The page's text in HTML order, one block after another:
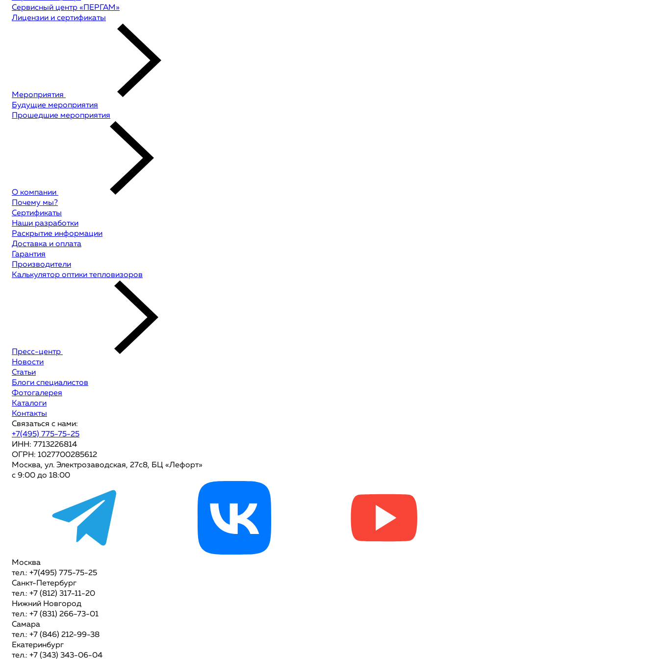
Сервисный центр «ПЕРГАМ»
Лицензии и сертификаты
Мероприятия
Будущие мероприятия
Прошедшие мероприятия
О компании
Почему мы?
Сертификаты
Наши разработки
Раскрытие информации
Доставка и оплата
Гарантия
Производители
Калькулятор оптики тепловизоров
Пресс-центр
Новости
Статьи
Блоги специалистов
Фотогалерея
Каталоги
Контакты
Связаться с нами:
+7(495) 775-75-25
ИНН: 7713226814
ОГРН: 1027700285612
Москва, ул. Электрозаводская, 27с8, БЦ «Лефорт»
с 9:00 до 18:00
Москва
тел.: +7(495) 775-75-25
Санкт-Петербург
тел.: +7 (812) 317-11-20
Нижний Новгород
тел.: +7 (831) 266-73-01
Самара
тел.: +7 (846) 212-99-38
Екатеринбург
тел.: +7 (343) 343-06-04